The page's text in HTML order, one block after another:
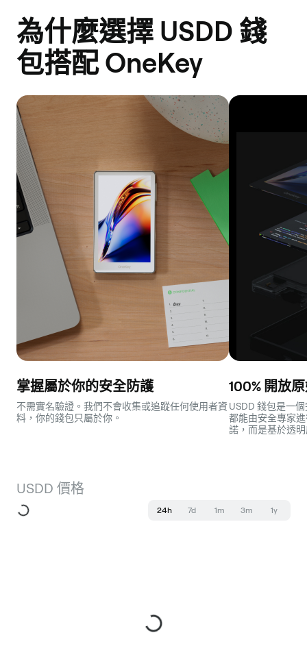
為什麼選擇 USDD 錢
包搭配 OneKey
掌握屬於你的安全防護
不需實名驗證。我們不會收集或追蹤任何使用者資
料，你的錢包只屬於你。
100% 開放
USDD 錢包是一
都能由安全專家
諾，而是基於透
USDD 價格
24h 7d 1m 3m 1y